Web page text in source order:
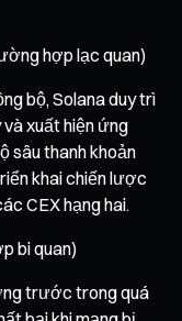
hợp lạc quan)
bộ, Solana duy trì
xuất hiện ứng
sâu thanh khoản
khai chiến lược
CEX hạng hai.
bi quan)
trước trong quá